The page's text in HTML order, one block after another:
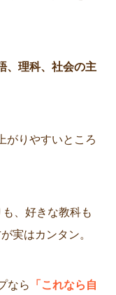
、理科、社会の主
がりやすいところ
、好きな教科も
実はカンタン。
なら 「これなら自